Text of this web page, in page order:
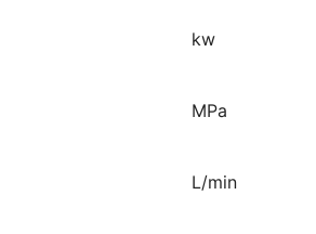
kw
MPa
L/min